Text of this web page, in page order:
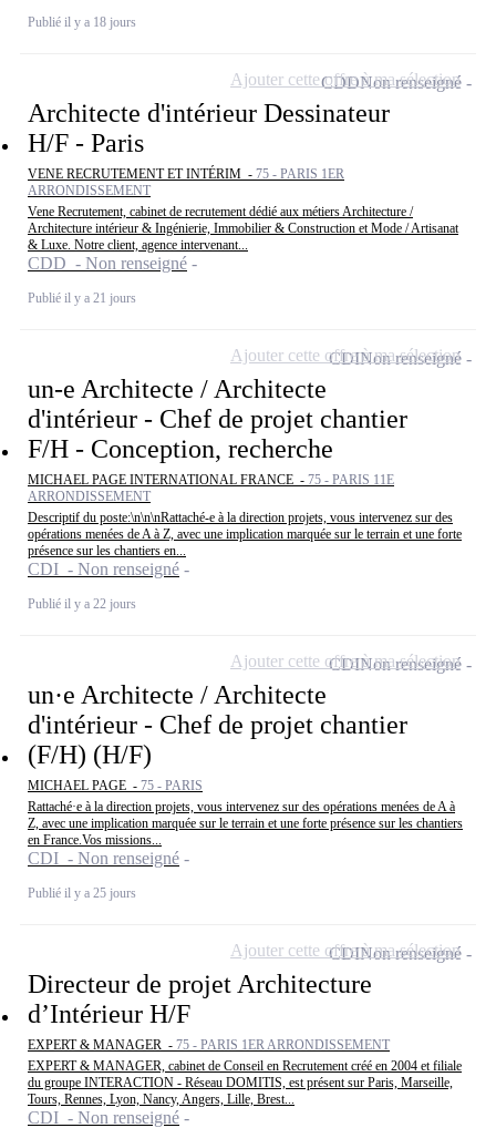
Publié il y a 18 jours
Architecte d'intérieur Dessinateur
H/F - Paris
VENE RECRUTEMENT ET INTÉRIM - 75 - PARIS 1ER
ARRONDISSEMENT
Vene Recrutement, cabinet de recrutement dédié aux métiers Architecture /
Architecture intérieur & Ingénierie, Immobilier & Construction et Mode / Artisanat
& Luxe. Notre client, agence intervenant...
CDD - Non renseigné
Publié il y a 21 jours
CDDNon renseigné
Ajouter cette offre à ma sélection
un-e Architecte / Architecte
d'intérieur - Chef de projet chantier
F/H - Conception, recherche
MICHAEL PAGE INTERNATIONAL FRANCE - 75 - PARIS 11E
ARRONDISSEMENT
Descriptif du poste:\n\n\nRattaché-e à la direction projets, vous intervenez sur des
opérations menées de A à Z, avec une implication marquée sur le terrain et une forte
présence sur les chantiers en...
CDI - Non renseigné
Publié il y a 22 jours
CDINon renseigné
Ajouter cette offre à ma sélection
un·e Architecte / Architecte
d'intérieur - Chef de projet chantier
(F/H) (H/F)
MICHAEL PAGE - 75 - PARIS
Rattaché·e à la direction projets, vous intervenez sur des opérations menées de A à
Z, avec une implication marquée sur le terrain et une forte présence sur les chantiers
en France.Vos missions...
CDI - Non renseigné
Publié il y a 25 jours
CDINon renseigné
Ajouter cette offre à ma sélection
Directeur de projet Architecture
d’Intérieur H/F
EXPERT & MANAGER - 75 - PARIS 1ER ARRONDISSEMENT
EXPERT & MANAGER, cabinet de Conseil en Recrutement créé en 2004 et filiale
du groupe INTERACTION - Réseau DOMITIS, est présent sur Paris, Marseille,
Tours, Rennes, Lyon, Nancy, Angers, Lille, Brest...
CDI - Non renseigné
CDINon renseigné
Ajouter cette offre à ma sélection